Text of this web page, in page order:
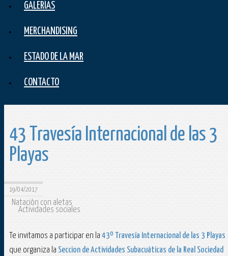
GALERÍAS
MERCHANDISING
ESTADO DE LA MAR
CONTACTO
43 Travesía Internacional de las 3
Playas
19/04/2017
Natación con aletas
Actividades sociales
Te invitamos a participar en la 43º Travesía Internacional de las 3 Playas
que organiza la Seccion de Actividades Subacuáticas de la Real Sociedad